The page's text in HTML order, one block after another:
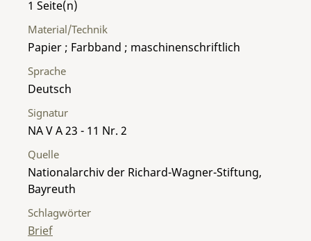
1
Material/Technik
Papier ; Farbband ; maschinenschriftlich
Sprache
Deutsch
Signatur
NA V A 23 - 11 Nr. 2
Quelle
Nationalarchiv der Richard-Wagner-Stiftung,
Bayreuth
Schlagwörter
Brief